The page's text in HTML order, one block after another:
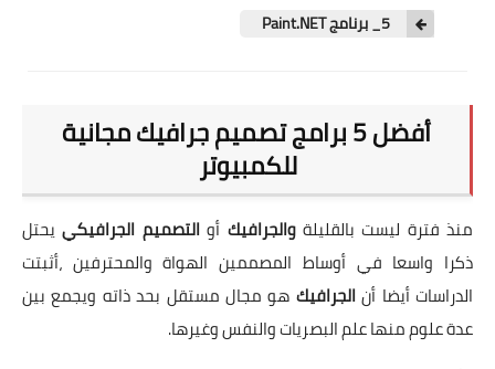
العاب
تطبيقات
العملات الرقمية
5_ برنامج Paint.NET
أفضل 5 برامج تصميم جرافيك مجانية
للكمبيوتر
منذ فترة ليست بالقليلةوالجرافيك أوالتصميم الجرافيكييحتل
ذكرا واسعا في أوساط المصممين الهواة والمحترفين ،أثبتت
الدراسات أيضا أنالجرافيك هو مجال مستقل بحد ذاته ويجمع بين
عدة علوم منها علم البصريات والنفس وغيرها.